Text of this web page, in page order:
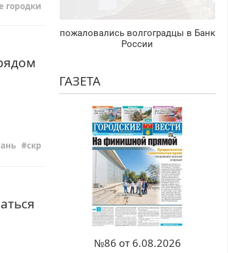
городки
скр
пожаловались волгоградцы в Банк
России
ГАЗЕТА
№86 от 6.08.2026